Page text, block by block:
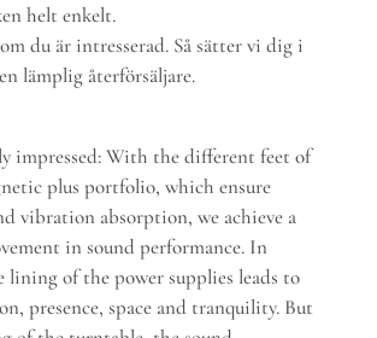
helt enkelt.
du är intresserad. Så sätter vi dig i
lämplig återförsäljare.
impressed: With the different feet of
plus portfolio, which ensure
vibration absorption, we achieve a
in sound performance. In
lining of the power supplies leads to
presence, space and tranquility. But